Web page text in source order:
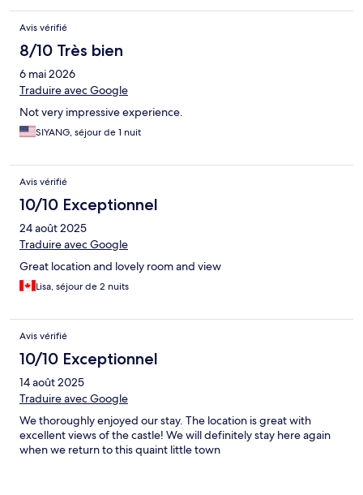
Avis vérifié
8/10 Très bien
6 mai 2026
Traduire avec Google
Not very impressive experience.
SIYANG, séjour de 1 nuit
Avis vérifié
10/10 Exceptionnel
24 août 2025
Traduire avec Google
Great location and lovely room and view
Lisa, séjour de 2 nuits
Avis vérifié
10/10 Exceptionnel
14 août 2025
Traduire avec Google
We thoroughly enjoyed our stay. The location is great with
excellent views of the castle! We will definitely stay here again
when we return to this quaint little town